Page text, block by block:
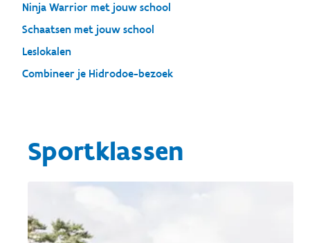
Ninja Warrior met jouw school
Schaatsen met jouw school
Leslokalen
Combineer je Hidrodoe-bezoek
Sportklassen